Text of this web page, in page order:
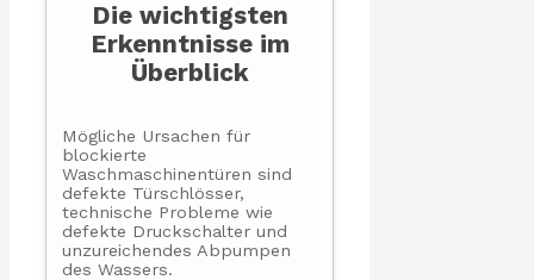
Die wichtigsten
Erkenntnisse im
Überblick
Mögliche Ursachen für
blockierte
Waschmaschinentüren sind
defekte Türschlösser,
technische Probleme wie
defekte Druckschalter und
unzureichendes Abpumpen
des Wassers.